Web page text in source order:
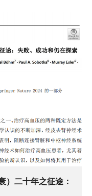
）二十年之征途：